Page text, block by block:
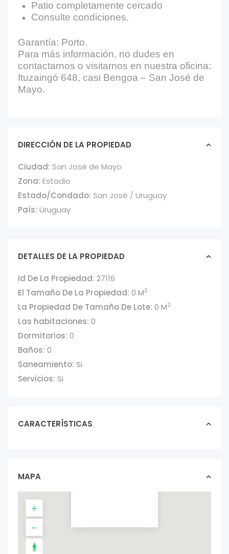
Patio completamente cercado
Consulte condiciones.
Garantía: Porto.
Para más información, no dudes en
contactarnos o visitarnos en nuestra oficina:
Ituzaingó 648, casi Bengoa – San José de
Mayo.
DIRECCIÓN DE LA PROPIEDAD
Ciudad: San José de Mayo
Zona: Estadio
Estado/Condado: San José / Uruguay
País: Uruguay
DETALLES DE LA PROPIEDAD
Id De La Propiedad: 27116
El Tamaño De La Propiedad: 0 M2
La Propiedad De Tamaño De Lote: 0 M2
Las habitaciones: 0
Dormitorios: 0
Baños: 0
Saneamiento: Si
Servicios: Si
CARACTERÍSTICAS
MAPA